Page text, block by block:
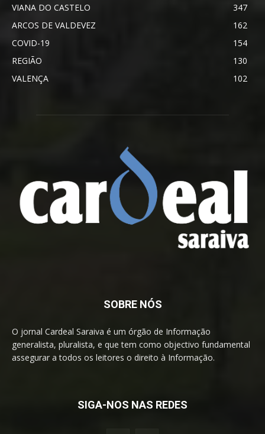
VIANA DO CASTELO
347
ARCOS DE VALDEVEZ
162
COVID-19
154
REGIÃO
130
VALENÇA
102
SOBRE NÓS
O jornal Cardeal Saraiva é um órgão de Informação
generalista, pluralista, e que tem como objectivo fundamental
assegurar a todos os leitores o direito à Informação.
SIGA-NOS NAS REDES